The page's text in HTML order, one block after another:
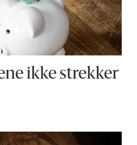
ikke strekker